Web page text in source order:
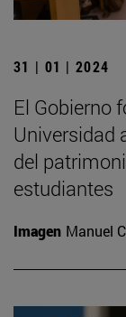
31 | 01 | 2024
El Gobierno
Universidad
del
estudiantes
Imagen Manuel